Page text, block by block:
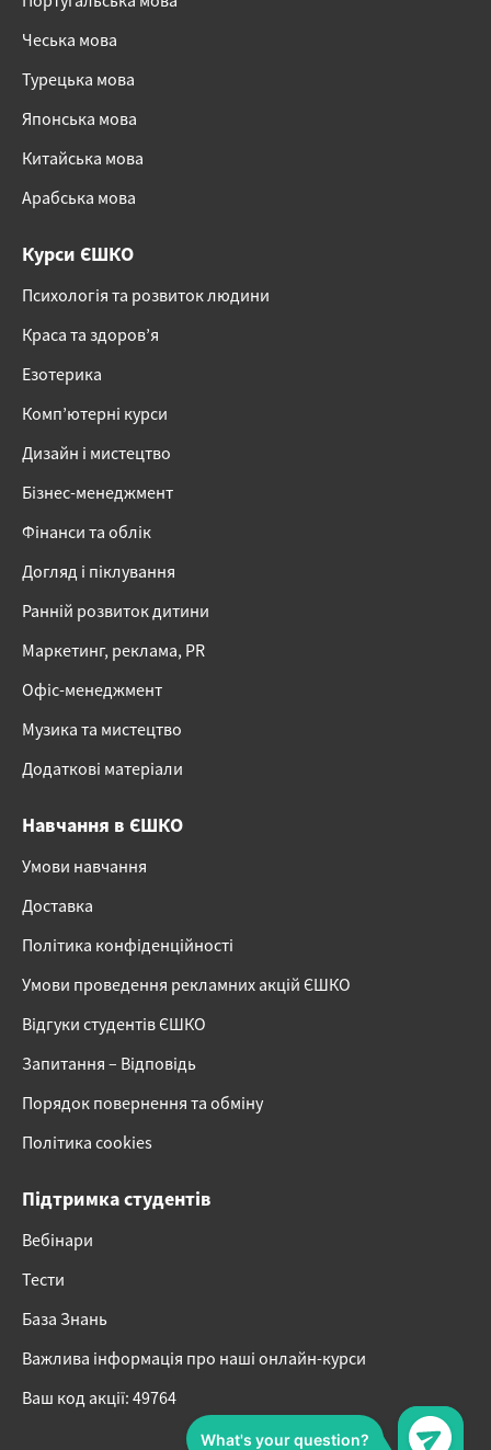
Чеська мова
Турецька мова
Японська мова
Китайська мова
Арабська мова
Курси ЄШКО
Психологія та розвиток людини
Краса та здоров’я
Езотерика
Комп’ютерні курси
Дизайн і мистецтво
Бізнес-менеджмент
Фінанси та облік
Догляд і піклування
Ранній розвиток дитини
Маркетинг, реклама, PR
Офіс-менеджмент
Музика та мистецтво
Додаткові матеріали
Навчання в ЄШКО
Умови навчання
Доставка
Політика конфіденційності
Умови проведення рекламних акцій ЄШКО
Відгуки студентів ЄШКО
Запитання – Відповідь
Порядок повернення та обміну
Політика cookies
Підтримка студентів
Вебінари
Тести
База Знань
Важлива інформація про наші онлайн-курси
Ваш код акції: 49764